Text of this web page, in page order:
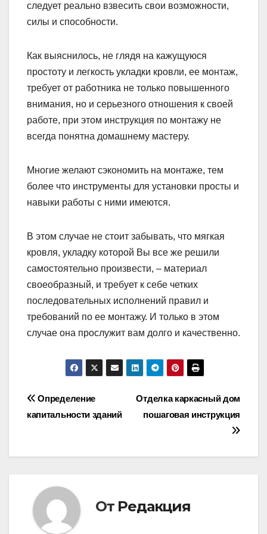
следует реально взвесить свои возможности,
силы и способности.
Как выяснилось, не глядя на кажущуюся
простоту и легкость укладки кровли, ее монтаж,
требует от работника не только повышенного
внимания, но и серьезного отношения к своей
работе, при этом инструкция по монтажу не
всегда понятна домашнему мастеру.
Многие желают сэкономить на монтаже, тем
более что инструменты для установки просты и
навыки работы с ними имеются.
В этом случае не стоит забывать, что мягкая
кровля, укладку которой Вы все же решили
самостоятельно произвести, – материал
своеобразный, и требует к себе четких
последовательных исполнений правил и
требований по ее монтажу. И только в этом
случае она прослужит вам долго и качественно.
Навигация
записям
Отделка каркасный дом
пошаговая инструкция
Определение
капитальности зданий
От Редакция